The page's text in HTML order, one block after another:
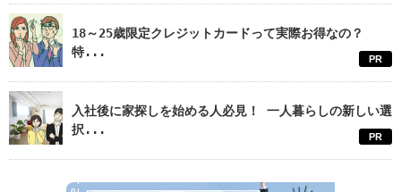
18～25歳限定クレジットカードって実際お得なの？
特...
PR
入社後に家探しを始める人必見！ 一人暮らしの新しい選
択...
PR